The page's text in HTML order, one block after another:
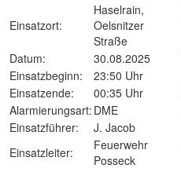
Einsatzort:
Haselrain,
Oelsnitzer
Straße
Datum:
30.08.2025
Einsatzbeginn:
23:50 Uhr
Einsatzende:
00:35 Uhr
Alarmierungsart: DME
Einsatzführer:
J. Jacob
Einsatzleiter:
Feuerwehr
Posseck